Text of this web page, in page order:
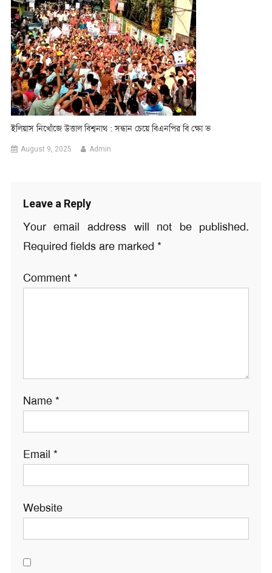
ইলিয়াস নিখোঁজে উত্তাল বিশ্বনাথ : সন্ধান চেয়ে বিএনপির বি ক্ষো ভ
August 9, 2025 Admin
Leave a Reply
Your email address will not be published.
Required fields are marked *
Comment *
Name *
Email *
Website